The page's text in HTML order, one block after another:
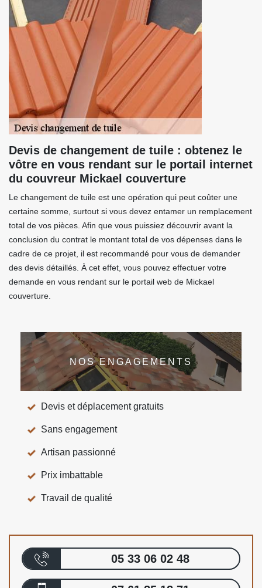
Devis de changement de tuile : obtenez le
vôtre en vous rendant sur le portail internet
du couvreur Mickael couverture
Le changement de tuile est une opération qui peut coûter une
certaine somme, surtout si vous devez entamer un remplacement
total de vos pièces. Afin que vous puissiez découvrir avant la
conclusion du contrat le montant total de vos dépenses dans le
cadre de ce projet, il est recommandé pour vous de demander
des devis détaillés. À cet effet, vous pouvez effectuer votre
demande en vous rendant sur le portail web de Mickael
couverture.
NOS ENGAGEMENTS
Devis et déplacement gratuits
Sans engagement
Artisan passionné
Prix imbattable
Travail de qualité
05 33 06 02 48